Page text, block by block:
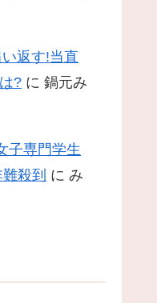
返す!当直
? に 鍋元み
子専門学生
殺到 に み